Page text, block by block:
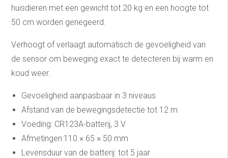
huisdieren met een gewicht tot 20 kg en een hoogte tot
50 cm worden genegeerd.
Verhoogt of verlaagt automatisch de gevoeligheid van
de sensor om beweging exact te detecteren bij warm en
koud weer.
Gevoeligheid aanpasbaar in 3 niveaus
Afstand van de bewegingsdetectie tot 12 m
Voeding: CR123A-batterij, 3 V
Afmetingen:110 × 65 × 50 mm
Levensduur van de batterij: tot 5 jaar